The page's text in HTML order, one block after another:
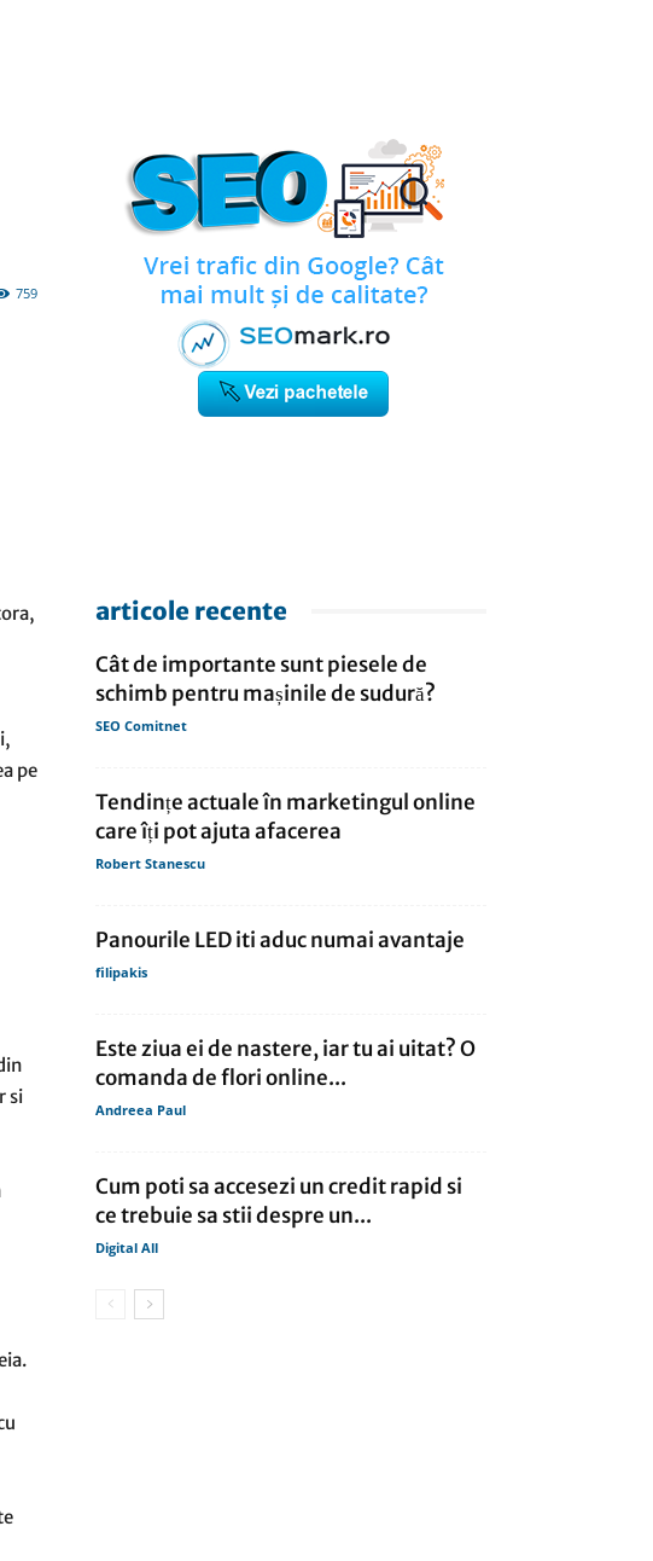
759
pe
si
articole recente
Cât de importante sunt piesele de
schimb pentru mașinile de sudură?
SEO Comitnet
Tendințe actuale în marketingul online
care îți pot ajuta afacerea
Robert Stanescu
Panourile LED iti aduc numai avantaje
filipakis
Este ziua ei de nastere, iar tu ai uitat? O
comanda de flori online...
Andreea Paul
Cum poti sa accesezi un credit rapid si
ce trebuie sa stii despre un...
Digital All